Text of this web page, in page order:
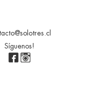
Síguenos!